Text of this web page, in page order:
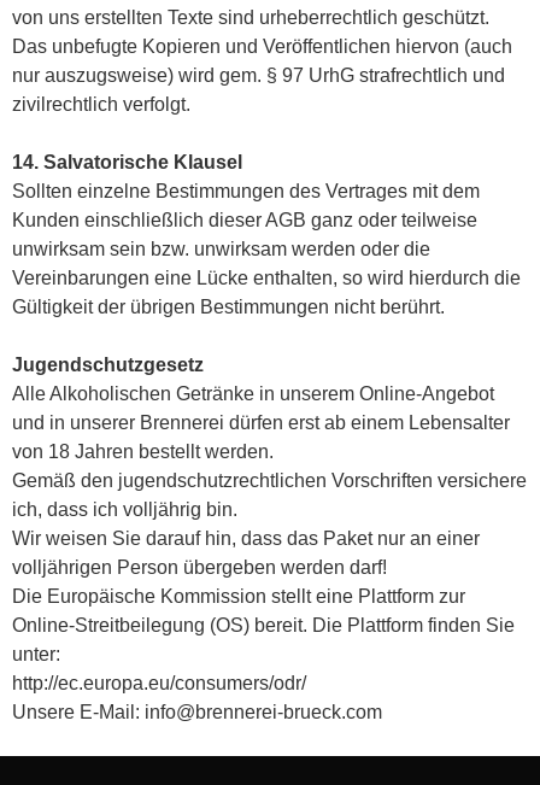
von uns erstellten Texte sind urheberrechtlich geschützt.
Das unbefugte Kopieren und Veröffentlichen hiervon (auch
nur auszugsweise) wird gem. § 97 UrhG strafrechtlich und
zivilrechtlich verfolgt.
14. Salvatorische Klausel
Sollten einzelne Bestimmungen des Vertrages mit dem
Kunden einschließlich dieser AGB ganz oder teilweise
unwirksam sein bzw. unwirksam werden oder die
Vereinbarungen eine Lücke enthalten, so wird hierdurch die
Gültigkeit der übrigen Bestimmungen nicht berührt.
Jugendschutzgesetz
Alle Alkoholischen Getränke in unserem Online-Angebot
und in unserer Brennerei dürfen erst ab einem Lebensalter
von 18 Jahren bestellt werden.
Gemäß den jugendschutzrechtlichen Vorschriften versichere
ich, dass ich volljährig bin.
Wir weisen Sie darauf hin, dass das Paket nur an einer
volljährigen Person übergeben werden darf!
Die Europäische Kommission stellt eine Plattform zur
Online-Streitbeilegung (OS) bereit. Die Plattform finden Sie
unter:
http://ec.europa.eu/consumers/odr/
Unsere E-Mail: info@brennerei-brueck.com